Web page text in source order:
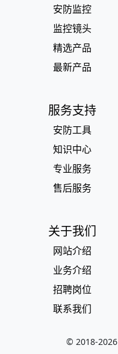
安防监控
监控镜头
精选产品
最新产品
服务支持
安防工具
知识中心
专业服务
售后服务
关于我们
网站介绍
业务介绍
招聘岗位
联系我们
© 2018-2026